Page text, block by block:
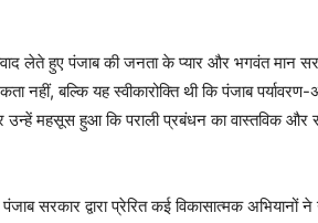
लेते हुए पंजाब की जनता के प्यार और भगवंत मान
नहीं, बल्कि यह स्वीकारोक्ति थी कि पंजाब
उन्हें महसूस हुआ कि पराली प्रबंधन का वास्तविक
सरकार द्वारा प्रेरित कई विकासात्मक अभियानों